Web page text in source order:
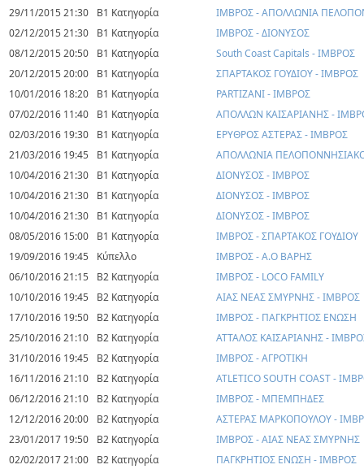
29/11/2015 21:30
Β1 Κατηγορία
ΙΜΒΡΟΣ - ΑΠΟΛΛΩΝΙΑ
02/12/2015 21:30
Β1 Κατηγορία
ΙΜΒΡΟΣ - ΔΙΟΝΥΣΟΣ
08/12/2015 20:50
Β1 Κατηγορία
South Coast Capitals - ΙΜΒΡΟΣ
20/12/2015 20:00
Β1 Κατηγορία
ΣΠΑΡΤΑΚΟΣ ΓΟΥΔΙΟΥ - ΙΜΒΡΟΣ
10/01/2016 18:20
Β1 Κατηγορία
PARTIZANI - ΙΜΒΡΟΣ
07/02/2016 11:40
Β1 Κατηγορία
ΑΠΟΛΛΩΝ ΚΑΙΣΑΡΙΑΝΗΣ -
02/03/2016 19:30
Β1 Κατηγορία
ΕΡΥΘΡΟΣ ΑΣΤΕΡΑΣ - ΙΜΒΡΟΣ
21/03/2016 19:45
Β1 Κατηγορία
ΑΠΟΛΛΩΝΙΑ
10/04/2016 21:30
Β1 Κατηγορία
ΔΙΟΝΥΣΟΣ - ΙΜΒΡΟΣ
10/04/2016 21:30
Β1 Κατηγορία
ΔΙΟΝΥΣΟΣ - ΙΜΒΡΟΣ
10/04/2016 21:30
Β1 Κατηγορία
ΔΙΟΝΥΣΟΣ - ΙΜΒΡΟΣ
08/05/2016 15:00
Β1 Κατηγορία
ΙΜΒΡΟΣ - ΣΠΑΡΤΑΚΟΣ ΓΟΥΔΙΟΥ
19/09/2016 19:45
Κύπελλο
ΙΜΒΡΟΣ - Α.Ο ΒΑΡΗΣ
06/10/2016 21:15
Β2 Κατηγορία
ΙΜΒΡΟΣ - LOCO FAMILY
10/10/2016 19:45
Β2 Κατηγορία
ΑΙΑΣ ΝΕΑΣ ΣΜΥΡΝΗΣ - ΙΜΒΡΟΣ
17/10/2016 19:50
Β2 Κατηγορία
ΙΜΒΡΟΣ - ΠΑΓΚΡΗΤΙΟΣ ΕΝΩΣΗ
25/10/2016 21:10
Β2 Κατηγορία
ΑΤΤΑΛΟΣ ΚΑΙΣΑΡΙΑΝΗΣ -
31/10/2016 19:45
Β2 Κατηγορία
ΙΜΒΡΟΣ - ΑΓΡΟΤΙΚΗ
16/11/2016 21:10
Β2 Κατηγορία
ATLETICO SOUTH COAST -
06/12/2016 21:10
Β2 Κατηγορία
ΙΜΒΡΟΣ - ΜΠΕΜΠΗΔΕΣ
12/12/2016 20:00
Β2 Κατηγορία
ΑΣΤΕΡΑΣ ΜΑΡΚΟΠΟΥΛΟΥ -
23/01/2017 19:50
Β2 Κατηγορία
ΙΜΒΡΟΣ - ΑΙΑΣ ΝΕΑΣ ΣΜΥΡΝΗΣ
02/02/2017 21:00
Β2 Κατηγορία ΠΑΓΚΡΗΤΙΟΣ ΕΝΩΣΗ - ΙΜΒΡΟΣ